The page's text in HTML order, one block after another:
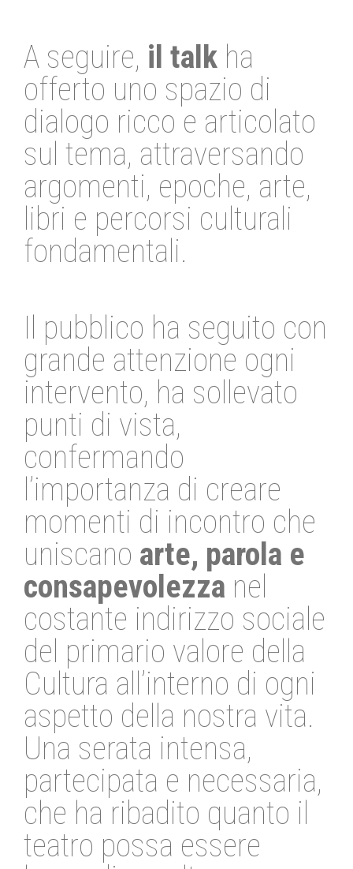
A seguire, il talk ha
offerto uno spazio di
dialogo ricco e articolato
sul tema, attraversando
argomenti, epoche, arte,
libri e percorsi culturali
fondamentali.
Il pubblico ha seguito con
grande attenzione ogni
intervento, ha sollevato
punti di vista,
confermando
l’importanza di creare
momenti di incontro che
uniscano arte, parola e
consapevolezza nel
costante indirizzo sociale
del primario valore della
Cultura all’interno di ogni
aspetto della nostra vita.
Una serata intensa,
partecipata e necessaria,
che ha ribadito quanto il
teatro possa essere